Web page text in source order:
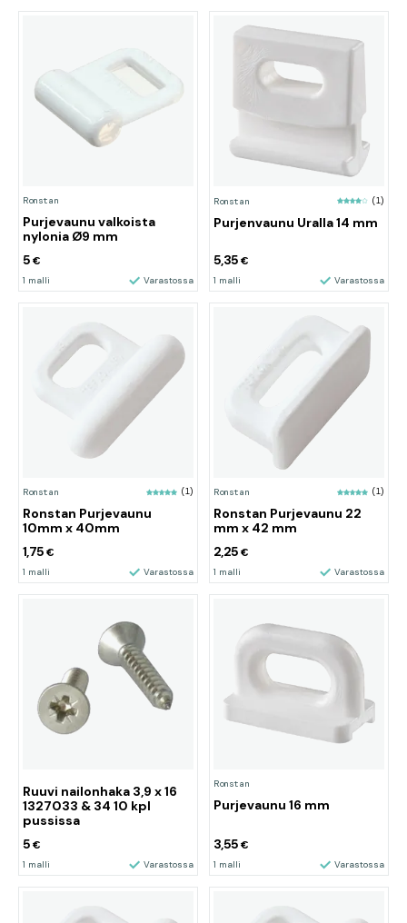
Ronstan
Purjevaunu valkoista
nylonia Ø9 mm
5 €
1 malli Varastossa
Ronstan (1)
Purjenvaunu Uralla 14 mm
5,35€
1 malli Varastossa
Ronstan (1)
Ronstan Purjevaunu
10mm x 40mm
1,75€
1 malli Varastossa
Ronstan (1)
Ronstan Purjevaunu 22
mm x 42 mm
2,25€
1 malli Varastossa
Ruuvi nailonhaka 3,9 x 16
1327033 & 34 10 kpl
pussissa
5 €
1 malli Varastossa
Ronstan
Purjevaunu 16 mm
3,55€
1 malli Varastossa